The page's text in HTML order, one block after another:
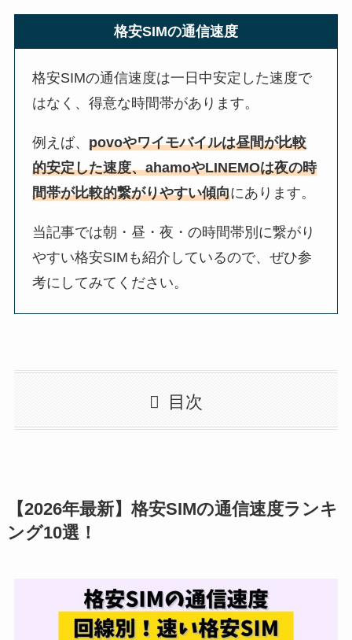
格安SIMの通信速度
格安SIMの通信速度は一日中安定した速度で
はなく、得意な時間帯があります。
例えば、povoやワイモバイルは昼間が比較
的安定した速度、ahamoやLINEMOは夜の時
間帯が比較的繋がりやすい傾向にあります。
当記事では朝・昼・夜・の時間帯別に繋がり
やすい格安SIMも紹介しているので、ぜひ参
考にしてみてください。
目次
【2026年最新】格安SIMの通信速度ランキ
ング10選！